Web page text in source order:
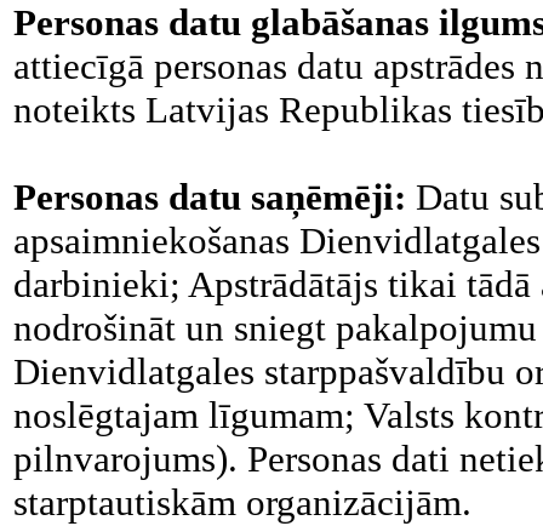
Personas datu glabāšanas
attiecīgā personas datu
noteikts Latvijas Republikas
Personas datu saņēmēji: Datu
apsaimniekošanas
darbinieki; Apstrādātājs tikai
nodrošināt un sniegt
Dienvidlatgales starppašvaldību
noslēgtajam līgumam; Valsts
pilnvarojums). Personas dati
starptautiskām organizācijām.